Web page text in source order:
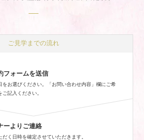
ご見学までの流れ
フォームを送信
をお選びください。「お問い合わせ内容」欄にご希
ご記入ください。
ーよりご連絡
だく日時を確定させていただきます。